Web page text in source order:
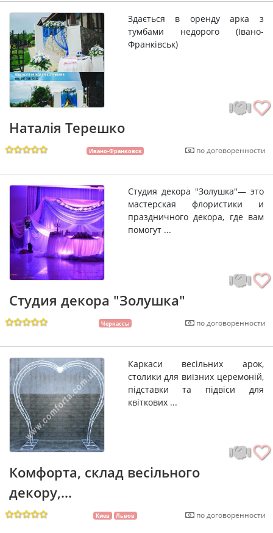
Здається в оренду арка з
тумбами недорого (Івано-
Франківськ)
Наталія Терешко
Ивано-Франковск по договоренности
Студия декора "Золушка"— это
мастерская флористики и
праздничного декора, где вам
помогут ...
Студия декора "Золушка"
Черкассы по договоренности
Каркаси весільних арок,
столики для виїзних церемоній,
підставки та підвіси для
квіткових ...
Комфорта, склад весільного
декору,...
Киев Львов по договоренности